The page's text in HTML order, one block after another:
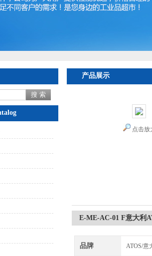
产品展示
点击放
E-ME-AC-01 F意大利
品牌 ATOS/意